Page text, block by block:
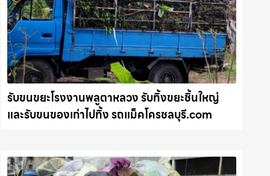
รับขนขยะโรงงานพลูตาหลวง รับทิ้งขยะชิ้นใหญ่
และรับขนของเก่าไปทิ้ง รถแม็คโครชลบุรี.com